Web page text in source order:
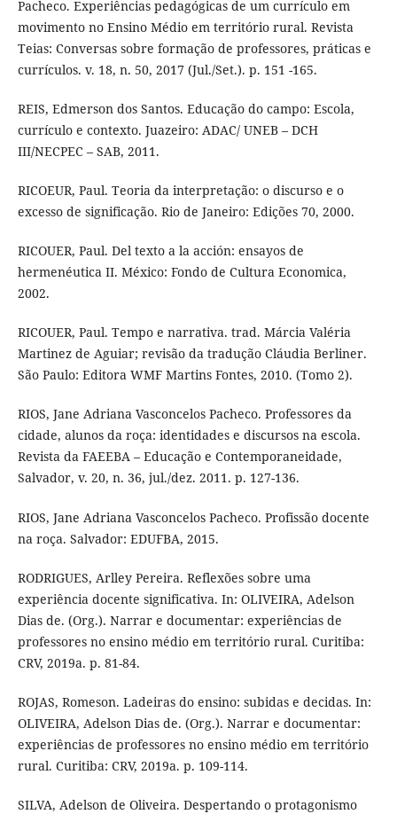
Pacheco. Experiências pedagógicas de um currículo em
movimento no Ensino Médio em território rural. Revista
Teias: Conversas sobre formação de professores, práticas e
currículos. v. 18, n. 50, 2017 (Jul./Set.). p. 151 -165.
REIS, Edmerson dos Santos. Educação do campo: Escola,
currículo e contexto. Juazeiro: ADAC/ UNEB – DCH
III/NECPEC – SAB, 2011.
RICOEUR, Paul. Teoria da interpretação: o discurso e o
excesso de significação. Rio de Janeiro: Edições 70, 2000.
RICOUER, Paul. Del texto a la acción: ensayos de
hermenéutica II. México: Fondo de Cultura Economica,
2002.
RICOUER, Paul. Tempo e narrativa. trad. Márcia Valéria
Martinez de Aguiar; revisão da tradução Cláudia Berliner.
São Paulo: Editora WMF Martins Fontes, 2010. (Tomo 2).
RIOS, Jane Adriana Vasconcelos Pacheco. Professores da
cidade, alunos da roça: identidades e discursos na escola.
Revista da FAEEBA – Educação e Contemporaneidade,
Salvador, v. 20, n. 36, jul./dez. 2011. p. 127-136.
RIOS, Jane Adriana Vasconcelos Pacheco. Profissão docente
na roça. Salvador: EDUFBA, 2015.
RODRIGUES, Arlley Pereira. Reflexões sobre uma
experiência docente significativa. In: OLIVEIRA, Adelson
Dias de. (Org.). Narrar e documentar: experiências de
professores no ensino médio em território rural. Curitiba:
CRV, 2019a. p. 81-84.
ROJAS, Romeson. Ladeiras do ensino: subidas e decidas. In:
OLIVEIRA, Adelson Dias de. (Org.). Narrar e documentar:
experiências de professores no ensino médio em território
rural. Curitiba: CRV, 2019a. p. 109-114.
SILVA, Adelson de Oliveira. Despertando o protagonismo